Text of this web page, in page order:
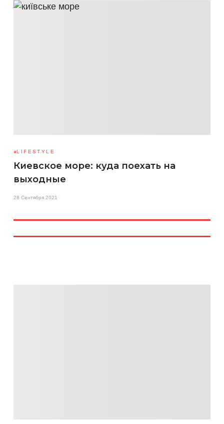
LIFESTYLE
Киевское море: куда поехать на
выходные
28 Сентября 2021